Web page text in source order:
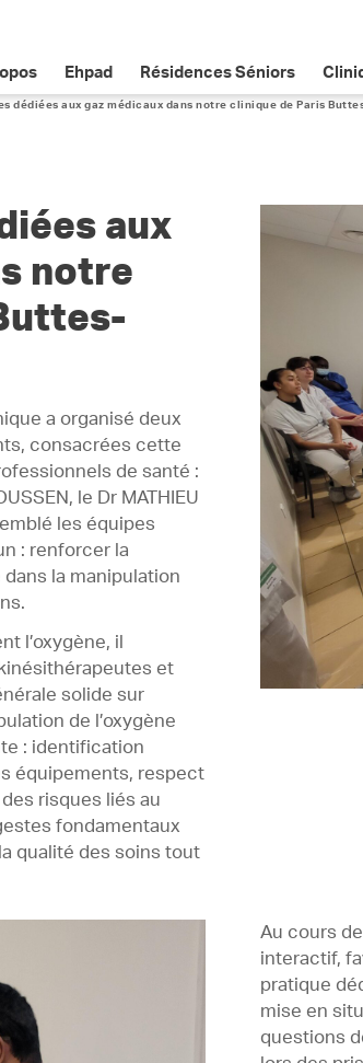
Ehpad Résidences Séniors
dédiées aux gaz médicaux dans notre clinique de Paris
aux
notre
a organisé deux
consacrées cette
de santé :
le Dr MATHIEU
les équipes
: renforcer la
la manipulation
l’oxygène, il
et
solide sur
de l’oxygène
: identification
équipements, respect
risques liés au
fondamentaux
qualité des soins tout
Au cours
interactif,
pratique
mise en
questions